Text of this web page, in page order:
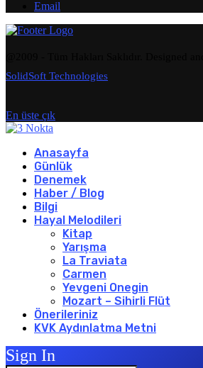
Email
SolidSoft Technologies
En üste çık
Anasayfa
Günlük
Denemek
Haber / Blog
Bilgi
Hayal Melodileri
Kitap
Yarışma
La Traviata
Carmen
Yevgeni Onegin
Mozart – Sihirli Flüt
Önerileriniz
KVK Aydınlatma Metni
Sign In